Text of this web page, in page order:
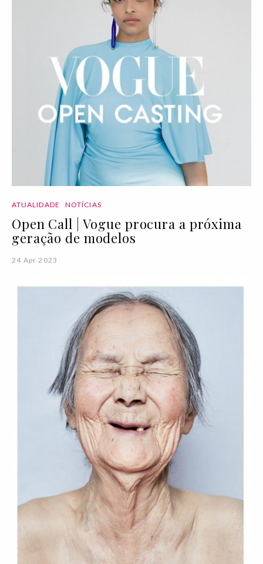
ATUALIDADE NOTÍCIAS
Open Call | Vogue procura a próxima
geração de modelos
24 Apr 2023